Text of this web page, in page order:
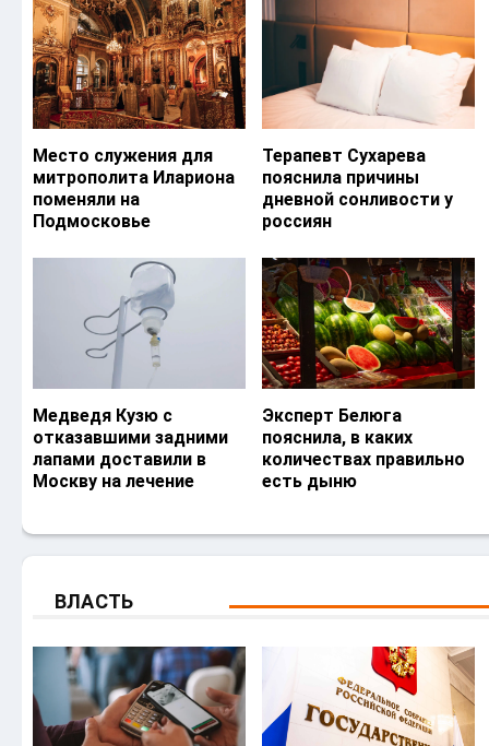
Место служения для
митрополита Илариона
поменяли на
Подмосковье
Терапевт Сухарева
пояснила причины
дневной сонливости у
россиян
Медведя Кузю с
отказавшими задними
лапами доставили в
Москву на лечение
Эксперт Белюга
пояснила, в каких
количествах правильно
есть дыню
ВЛАСТЬ